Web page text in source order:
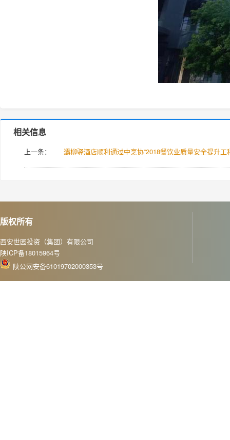
相关信息
上一条： 灞柳驿酒店顺利通过中烹协“2018餐饮业质量安全提升工
版权所有
西安世园投资（集团）有限公司
陕ICP备18015964号
陕公网安备61019702000353号